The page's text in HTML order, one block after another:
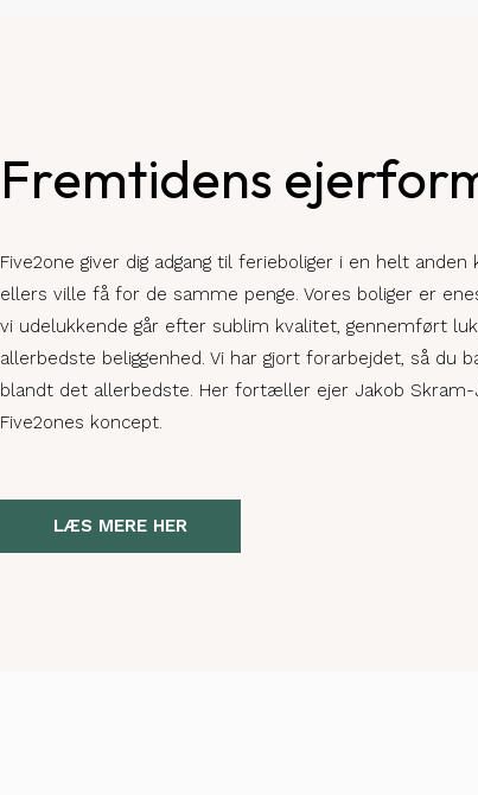
Fremtidens
Five2one giver dig adgang til ferieboliger i en helt anden
ellers ville få for de samme penge. Vores boliger er
vi udelukkende går efter sublim kvalitet, gennemført
allerbedste beliggenhed. Vi har gjort forarbejdet, så du
blandt det allerbedste. Her fortæller ejer Jakob Skram-
Five2ones koncept.
LÆS MERE HER